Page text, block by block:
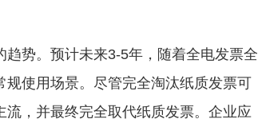
趋势。预计未来3-5年，随着全电发票全
使用场景。尽管完全淘汰纸质发票可
，并最终完全取代纸质发票。企业应